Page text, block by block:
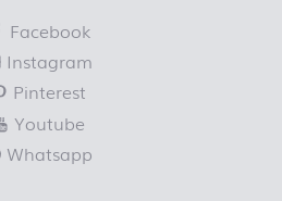
Facebook
Instagram
Pinterest
Youtube
Whatsapp